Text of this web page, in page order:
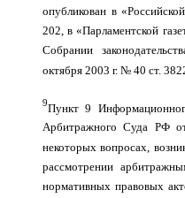
опубликован в
202, в «Парламентской
Собрании
октября 2003 г. № 40 ст.
9Пункт 9
Арбитражного Суда РФ
некоторых вопросах,
рассмотрении
нормативных правовых